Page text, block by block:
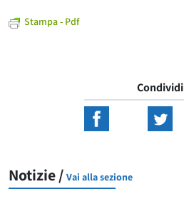
Stampa - Pdf
Condividi
Notizie / Vai alla sezione